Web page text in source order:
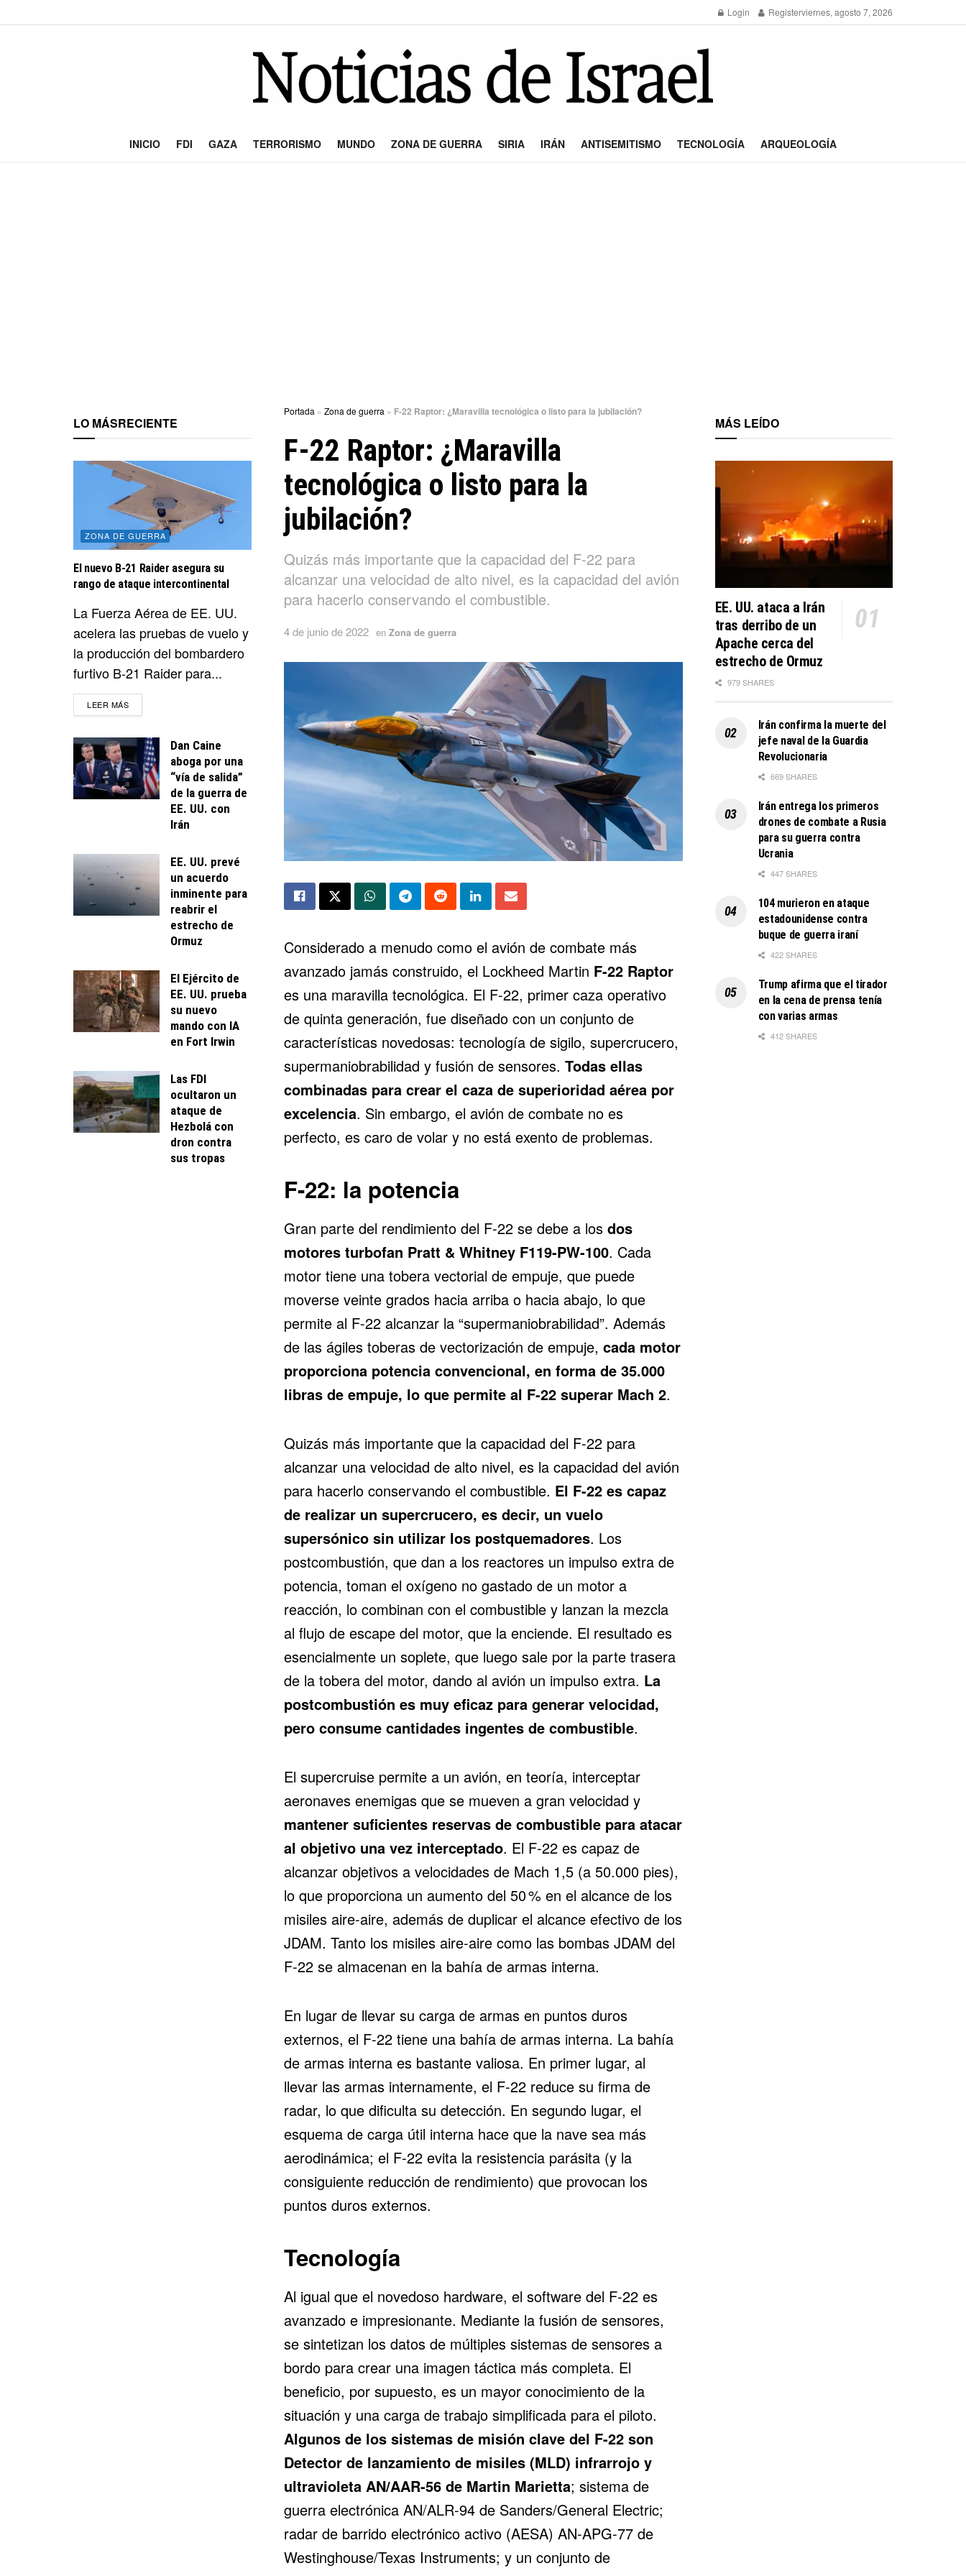
Login Registerviernes, agosto 7, 2026
INICIO FDI GAZA TERRORISMO MUNDO ZONA DE GUERRA SIRIA IRÁN ANTISEMITISMO TECNOLOGÍA ARQUEOLOGÍA
Portada » Zona de guerra » F-22 Raptor: ¿Maravilla tecnológica o listo para la jubilación?
F-22 Raptor: ¿Maravilla
tecnológica o listo para la
jubilación?
Quizás más importante que la capacidad del F-22 para
alcanzar una velocidad de alto nivel, es la capacidad del avión
para hacerlo conservando el combustible.
4 de junio de 2022 en Zona de guerra
Considerado a menudo como el avión de combate más
avanzado jamás construido, el Lockheed Martin F-22 Raptor
es una maravilla tecnológica. El F-22, primer caza operativo
de quinta generación, fue diseñado con un conjunto de
características novedosas: tecnología de sigilo, supercrucero,
supermaniobrabilidad y fusión de sensores. Todas ellas
combinadas para crear el caza de superioridad aérea por
excelencia. Sin embargo, el avión de combate no es
perfecto, es caro de volar y no está exento de problemas.
F-22: la potencia
Gran parte del rendimiento del F-22 se debe a los dos
motores turbofan Pratt & Whitney F119-PW-100. Cada
motor tiene una tobera vectorial de empuje, que puede
moverse veinte grados hacia arriba o hacia abajo, lo que
permite al F-22 alcanzar la “supermaniobrabilidad”. Además
de las ágiles toberas de vectorización de empuje, cada motor
proporciona potencia convencional, en forma de 35.000
libras de empuje, lo que permite al F-22 superar Mach 2.
Quizás más importante que la capacidad del F-22 para
alcanzar una velocidad de alto nivel, es la capacidad del avión
para hacerlo conservando el combustible. El F-22 es capaz
de realizar un supercrucero, es decir, un vuelo
supersónico sin utilizar los postquemadores. Los
postcombustión, que dan a los reactores un impulso extra de
potencia, toman el oxígeno no gastado de un motor a
reacción, lo combinan con el combustible y lanzan la mezcla
al flujo de escape del motor, que la enciende. El resultado es
esencialmente un soplete, que luego sale por la parte trasera
de la tobera del motor, dando al avión un impulso extra. La
postcombustión es muy eficaz para generar velocidad,
pero consume cantidades ingentes de combustible.
El supercruise permite a un avión, en teoría, interceptar
aeronaves enemigas que se mueven a gran velocidad y
mantener suficientes reservas de combustible para atacar
al objetivo una vez interceptado. El F-22 es capaz de
alcanzar objetivos a velocidades de Mach 1,5 (a 50.000 pies),
lo que proporciona un aumento del 50 % en el alcance de los
misiles aire-aire, además de duplicar el alcance efectivo de los
JDAM. Tanto los misiles aire-aire como las bombas JDAM del
F-22 se almacenan en la bahía de armas interna.
En lugar de llevar su carga de armas en puntos duros
externos, el F-22 tiene una bahía de armas interna. La bahía
de armas interna es bastante valiosa. En primer lugar, al
llevar las armas internamente, el F-22 reduce su firma de
radar, lo que dificulta su detección. En segundo lugar, el
esquema de carga útil interna hace que la nave sea más
aerodinámica; el F-22 evita la resistencia parásita (y la
consiguiente reducción de rendimiento) que provocan los
puntos duros externos.
Tecnología
Al igual que el novedoso hardware, el software del F-22 es
avanzado e impresionante. Mediante la fusión de sensores,
se sintetizan los datos de múltiples sistemas de sensores a
bordo para crear una imagen táctica más completa. El
beneficio, por supuesto, es un mayor conocimiento de la
situación y una carga de trabajo simplificada para el piloto.
Algunos de los sistemas de misión clave del F-22 son
Detector de lanzamiento de misiles (MLD) infrarrojo y
ultravioleta AN/AAR-56 de Martin Marietta; sistema de
guerra electrónica AN/ALR-94 de Sanders/General Electric;
radar de barrido electrónico activo (AESA) AN-APG-77 de
Westinghouse/Texas Instruments; y un conjunto de
LO MÁSRECIENTE
ZONA DE GUERRA
El nuevo B-21 Raider asegura su
rango de ataque intercontinental
La Fuerza Aérea de EE. UU.
acelera las pruebas de vuelo y
la producción del bombardero
furtivo B-21 Raider para...
LEER MÁSDETAILS
Dan Caine
aboga por una
“vía de salida”
de la guerra de
EE. UU. con
Irán
EE. UU. prevé
un acuerdo
inminente para
reabrir el
estrecho de
Ormuz
El Ejército de
EE. UU. prueba
su nuevo
mando con IA
en Fort Irwin
Las FDI
ocultaron un
ataque de
Hezbolá con
dron contra
sus tropas
MÁS LEÍDO
EE. UU. ataca a Irán
tras derribo de un
Apache cerca del
estrecho de Ormuz
979 SHARES
Irán confirma la muerte del
jefe naval de la Guardia
Revolucionaria
669 SHARES
Irán entrega los primeros
drones de combate a Rusia
para su guerra contra
Ucrania
447 SHARES
104 murieron en ataque
estadounidense contra
buque de guerra iraní
422 SHARES
Trump afirma que el tirador
en la cena de prensa tenía
con varias armas
412 SHARES